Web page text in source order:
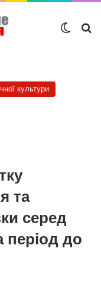
культури
та
серед
період до